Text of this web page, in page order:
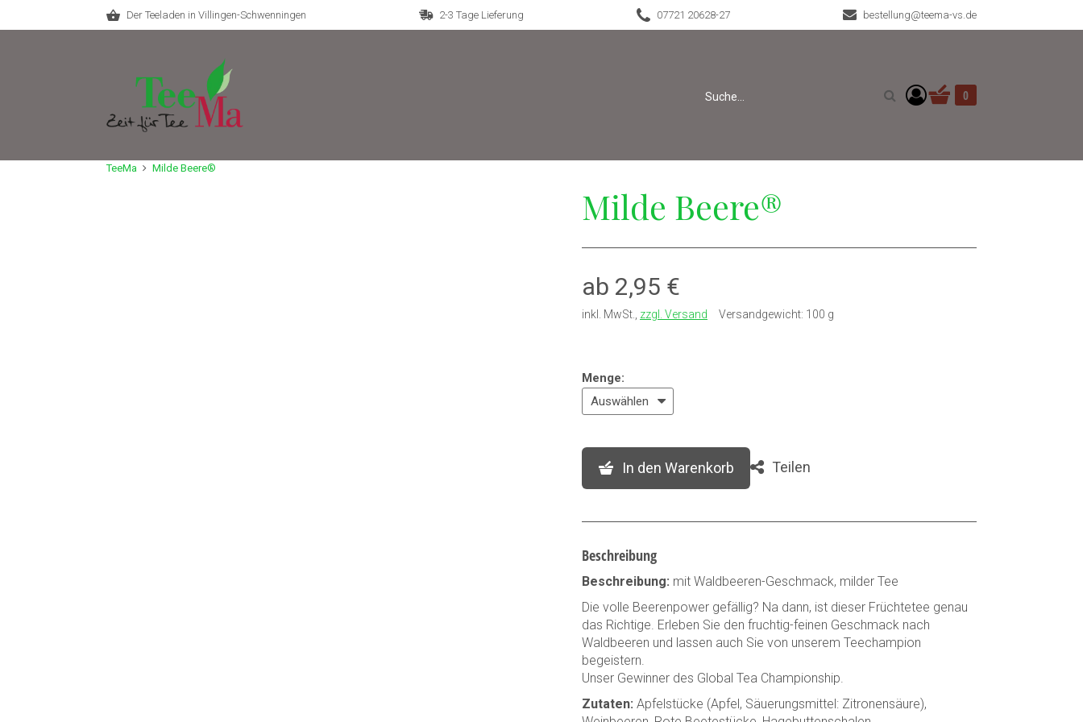
Der Teeladen in Villingen-Schwenningen 2-3 Tage Lieferung 07721 20628-27 bestellung@teema-vs.de
Warenkorb anzeigen.
0
TeeMa Milde Beere®
Milde Beere®
ab 2,95 €
inkl. MwSt. zzgl. Versand Versandgewicht: 100 g
Menge:
In den Warenkorb Teilen
Beschreibung
Beschreibung: mit Waldbeeren-Geschmack, milder Tee
Die volle Beerenpower gefällig? Na dann, ist dieser Früchtetee genau
das Richtige. Erleben Sie den fruchtig-feinen Geschmack nach
Waldbeeren und lassen auch Sie von unserem Teechampion
begeistern.
Unser Gewinner des Global Tea Championship.
Zutaten: Apfelstücke (Apfel, Säuerungsmittel: Zitronensäure),